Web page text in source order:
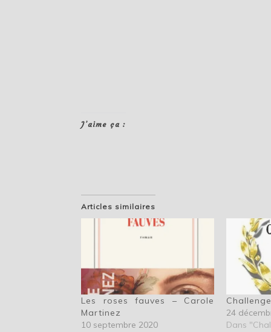
J’aime ça :
Articles similaires
Les roses fauves – Carole
Martinez
10 septembre 2020
24
Dans